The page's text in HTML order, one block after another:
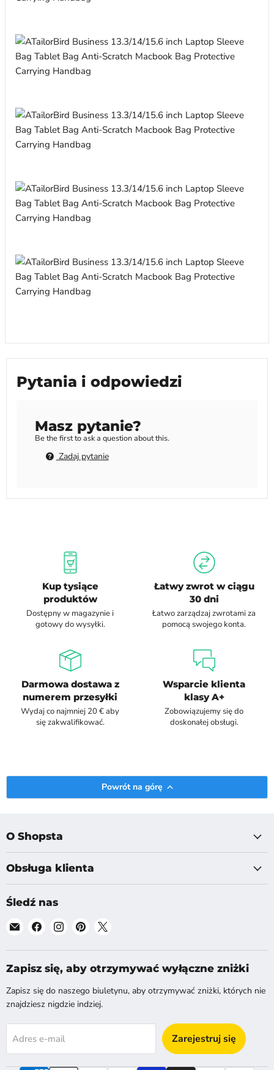
Pytania i odpowiedzi
Masz pytanie?
Be the first to ask a question about this.
Zadaj pytanie
Kup tysiące
produktów
Dostępny w magazynie i
gotowy do wysyłki.
Łatwy zwrot w ciągu
30 dni
Łatwo zarządzaj zwrotami za
pomocą swojego konta.
Darmowa dostawa z
numerem przesyłki
Wydaj co najmniej 20 € aby
się zakwalifikować.
Wsparcie klienta
klasy A+
Zobowiązujemy się do
doskonałej obsługi.
Powrót na górę
O Shopsta
Obsługa klienta
Śledź nas
Znajdź
na
E-
mail
Znajdź
na
Facebook
Znajdź
na
Instagram
Znajdź
na
Pinterest
na
X
Zapisz się, aby otrzymywać wyłączne zniżki
Zapisz się do naszego biuletynu, aby otrzymywać zniżki, których nie
znajdziesz nigdzie indziej.
Adres e-mail Zarejestruj się